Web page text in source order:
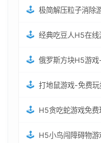
🕹️
🕹️
🕹️
🕹️
🕹️
🕹️